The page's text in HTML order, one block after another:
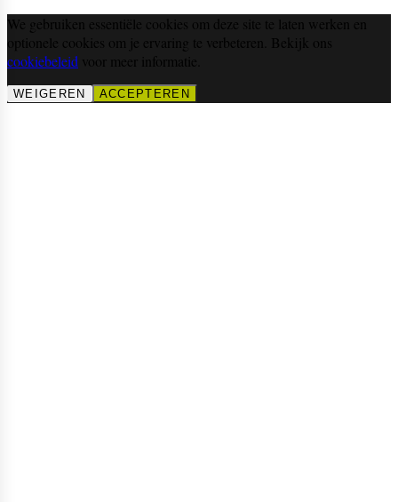
We gebruiken essentiële cookies om deze site te laten werken en
optionele cookies om je ervaring te verbeteren. Bekijk ons
cookiebeleid voor meer informatie.
WEIGEREN ACCEPTEREN